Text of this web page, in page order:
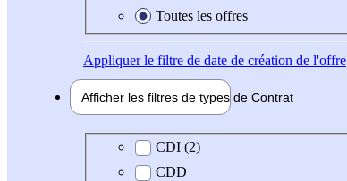
Toutes les offres
Appliquerle filtre de date de création de l'offre
Afficher les filtres de types de Contrat
Type de contrat
CDI (2)
CDD